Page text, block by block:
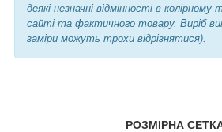
деякі незначні відмінності в
сайті та фактичного товару. Виріб
заміри можуть трохи відрізнятися).
РОЗМІРНА